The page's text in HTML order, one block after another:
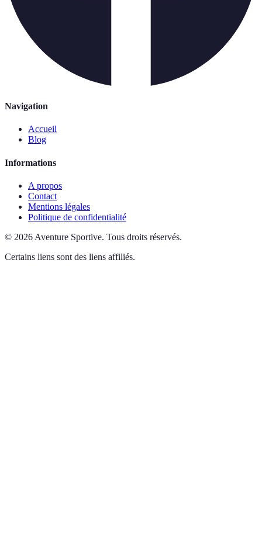
Navigation
Accueil
Blog
Informations
A propos
Contact
Mentions légales
Politique de confidentialité
© 2026 Aventure Sportive. Tous droits réservés.
Certains liens sont des liens affiliés.